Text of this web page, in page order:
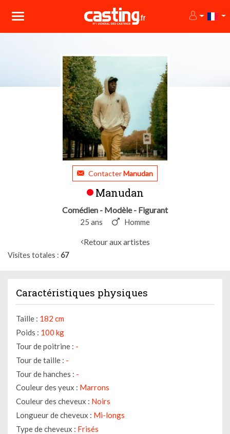
ContacterManudan
Manudan
Comédien - Modèle - Figurant
25 ans Homme
Retour aux artistes
Visites totales 67
Caractéristiques physiques
Taille : 182 cm
Poids : 100 kg
Tour de poitrine : -
Tour de taille : -
Tour de hanches : -
Couleur des yeux : Marrons
Couleur des cheveux : Noirs
Longueur de cheveux : Mi-longs
Type de cheveux : Frisés